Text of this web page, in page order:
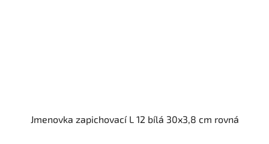
Jmenovka zapichovací L 12 bílá 30x3,8 cm rovná